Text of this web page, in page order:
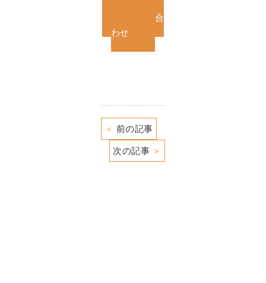
お問い合
わせ
＜ 前の記事
次の記事 ＞